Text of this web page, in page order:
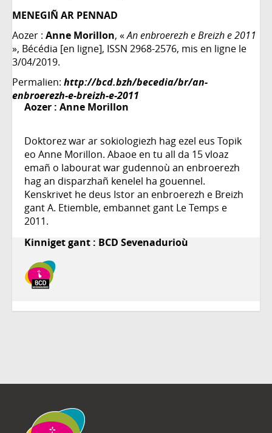
MENEGIÑ AR PENNAD
Aozer : Anne Morillon, «An enbroerezh e Breizh e 2011
», Bécédia [en ligne], ISSN 2968-2576, mis en ligne le
3/04/2019.
Permalien: http://bcd.bzh/becedia/br/an-
enbroerezh-e-breizh-e-2011
Aozer : Anne Morillon
Doktorez war ar sokiologiezh hag ezel eus Topik
eo Anne Morillon. Abaoe en tu all da 15 vloaz
emañ o labourat war gudennoù an enbroerezh
hag an disparzhañ kenelel ha gouennel.
Kenskrivet he deus Istor an enbroerezh e Breizh
gant A. Etiemble, embannet gant Le Temps e
2011.
Kinniget gant : BCD Sevenadurioù